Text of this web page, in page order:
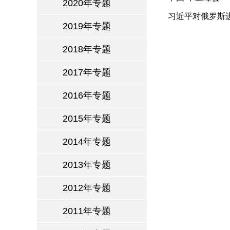
2020年专题
2019年专题
2018年专题
2017年专题
2016年专题
2015年专题
2014年专题
2013年专题
2012年专题
2011年专题
习近平对俄罗斯